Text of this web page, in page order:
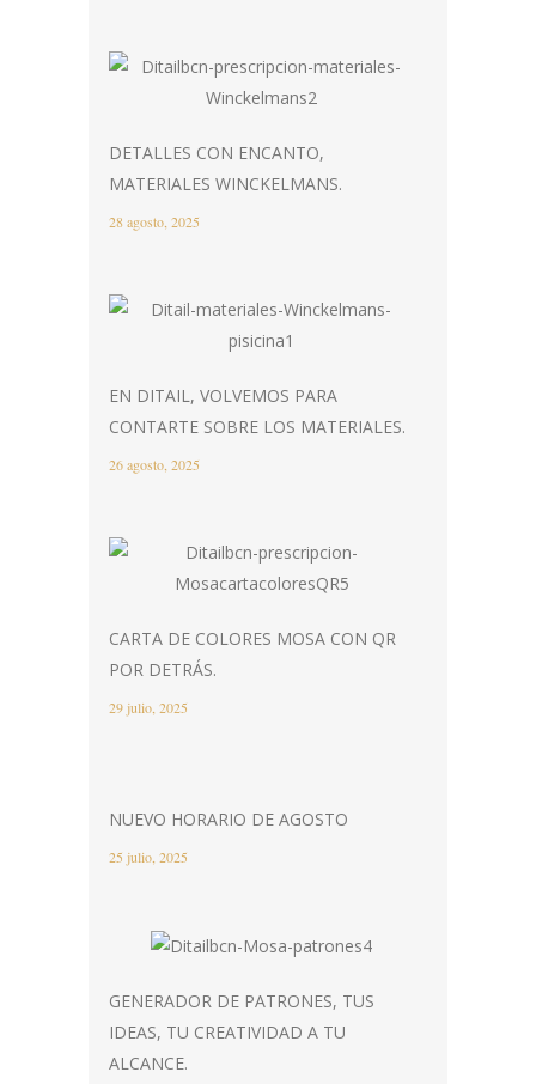
DETALLES CON ENCANTO,
MATERIALES WINCKELMANS.
28 agosto, 2025
EN DITAIL, VOLVEMOS PARA
CONTARTE SOBRE LOS MATERIALES.
26 agosto, 2025
CARTA DE COLORES MOSA CON QR
POR DETRÁS.
29 julio, 2025
NUEVO HORARIO DE AGOSTO
25 julio, 2025
GENERADOR DE PATRONES, TUS
IDEAS, TU CREATIVIDAD A TU
ALCANCE.